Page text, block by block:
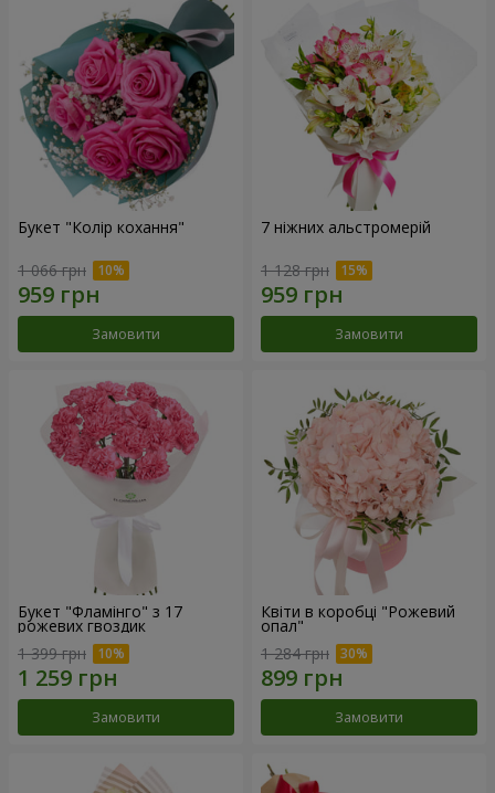
Букет "Колір кохання"
1 066 грн
Замовити
7 ніжних альстромерій
1 128 грн
Замовити
Букет "Фламінго" з 17
рожевих гвоздик
1 399 грн
Замовити
Квіти в коробці "Рожевий
опал"
1 284 грн
Замовити